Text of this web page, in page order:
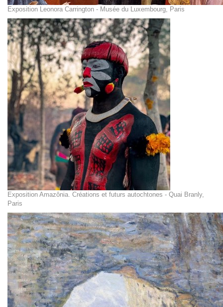
Exposition Leonora Carrington - Musée du Luxembourg, Paris
Exposition Amazônia. Créations et futurs autochtones - Quai Branly,
Paris